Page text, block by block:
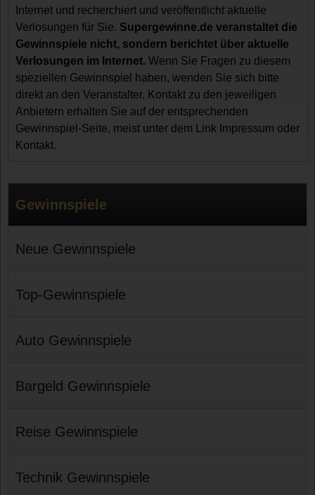
Internet und recherchiert und veröffentlicht aktuelle
Verlosungen für Sie. Supergewinne.de veranstaltet die
Gewinnspiele nicht, sondern berichtet über aktuelle
Verlosungen im Internet. Wenn Sie Fragen zu diesem
speziellen Gewinnspiel haben, wenden Sie sich bitte
direkt an den Veranstalter. Kontakt zu den jeweiligen
Anbietern erhalten Sie auf der entsprechenden
Gewinnspiel-Seite, meist unter dem Link Impressum oder
Kontakt.
Gewinnspiele
Neue Gewinnspiele
Top-Gewinnspiele
Auto Gewinnspiele
Bargeld Gewinnspiele
Reise Gewinnspiele
Technik Gewinnspiele